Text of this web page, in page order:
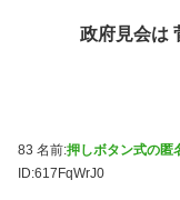
政府見会は
83 名前:押しボタン式の匿
ID:617FqWrJ0